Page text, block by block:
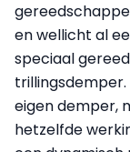
en wellicht al
speciaal
eigen demper,
hetzelfde